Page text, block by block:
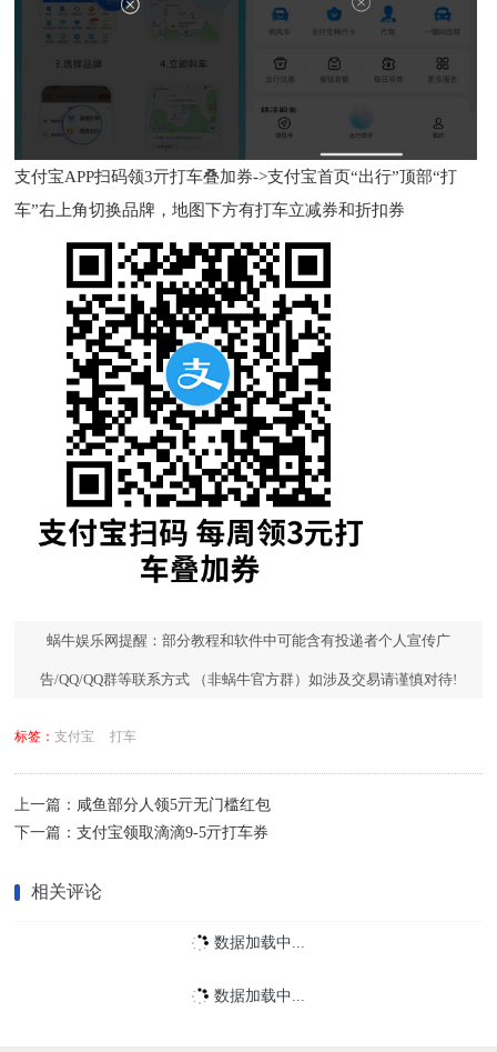
支付宝APP扫码领3亓打车叠加券->支付宝首页“出行”顶部“打
车”右上角切换品牌，地图下方有打车立减券和折扣券
蜗牛娱乐网提醒：部分教程和软件中可能含有投递者个人宣传广
告/QQ/QQ群等联系方式 （非蜗牛官方群）如涉及交易请谨慎对待!
标签：支付宝 打车
上一篇： 咸鱼部分人领5亓无门槛红包
下一篇：支付宝领取滴滴9-5亓打车券
相关评论
数据加载中...
数据加载中...